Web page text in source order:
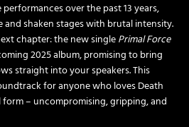
over the past 13 years,
and shaken stages with brutal intensity.
chapter: the new singlePrimal Force
2025 album, promising to bring
straight into your speakers. This
for anyone who loves Death
– uncompromising, gripping, and